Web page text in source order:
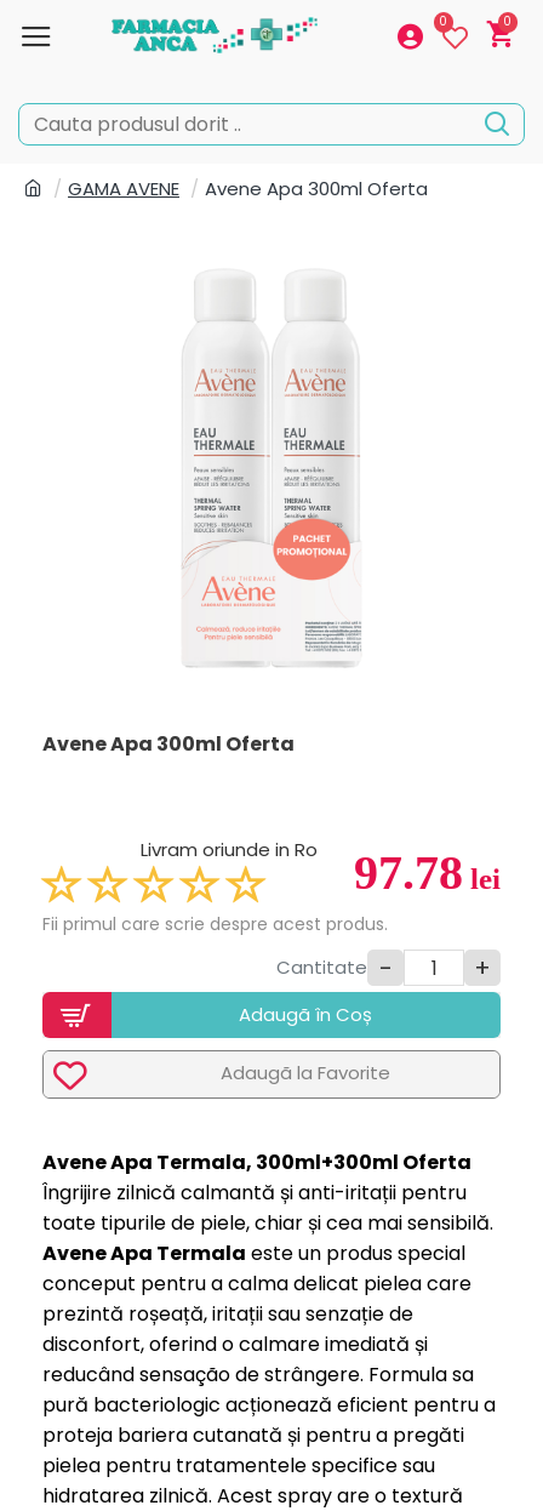
0 0
GAMA AVENE Avene Apa 300ml Oferta
Avene Apa 300ml Oferta
97.78 lei
Livram oriunde in Ro
Fii primul care scrie despre acest produs.
Cantitate - +
Adaugã în Coș
Adaugã la Favorite
Avene Apa Termala, 300ml+300ml Oferta
Îngrijire zilnică calmantă și anti-iritații pentru
toate tipurile de piele, chiar și cea mai sensibilă.
Avene Apa Termala este un produs special
conceput pentru a calma delicat pielea care
prezintă roșeață, iritații sau senzație de
disconfort, oferind o calmare imediată și
reducând sensação de strângere. Formula sa
pură bacteriologic acționează eficient pentru a
proteja bariera cutanată și pentru a pregăti
pielea pentru tratamentele specifice sau
hidratarea zilnică. Acest spray are o textură